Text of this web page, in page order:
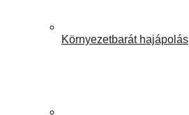
Környezetbarát hajápolás